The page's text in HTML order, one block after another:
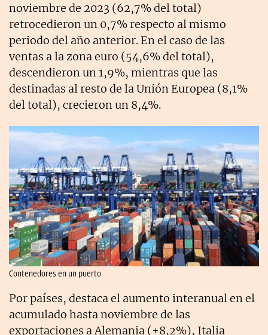
noviembre de 2023 (62,7% del total)
retrocedieron un 0,7% respecto al mismo
periodo del año anterior. En el caso de las
ventas a la zona euro (54,6% del total),
descendieron un 1,9%, mientras que las
destinadas al resto de la Unión Europea (8,1%
del total), crecieron un 8,4%.
Contenedores en un puerto
Por países, destaca el aumento interanual en el
acumulado hasta noviembre de las
exportaciones a Alemania (+8,2%), Italia